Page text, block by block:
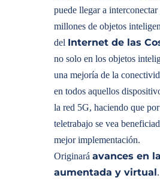
puede llegar a
millones de objetos
del Internet de las
no solo en los objetos
una mejoría de la
en todos aquellos
la red 5G, haciendo que
teletrabajo se vea
mejor implementación.
Originará avances en
aumentada y virtual.